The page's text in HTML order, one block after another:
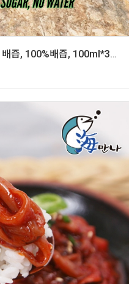
낙산배 월리농원, 달여만든 배즙, 100%배즙, 100ml*30포